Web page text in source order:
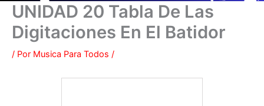
UNIDAD 20 Tabla De Las
Digitaciones En El Batidor
/ Por Musica Para Todos /